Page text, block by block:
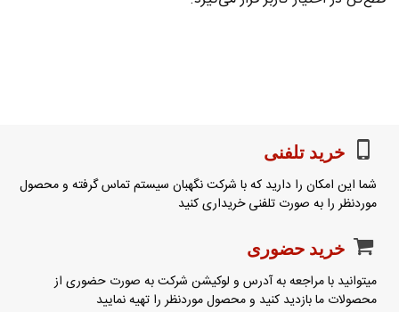
خرید تلفنی
شما این امکان را دارید که با شرکت نگهبان سیستم تماس گرفته و محصول
موردنظر را به صورت تلفنی خریداری کنید
خرید حضوری
میتوانید با مراجعه به آدرس و لوکیشن شرکت به صورت حضوری از
محصولات ما بازدید کنید و محصول موردنظر را تهیه نمایید